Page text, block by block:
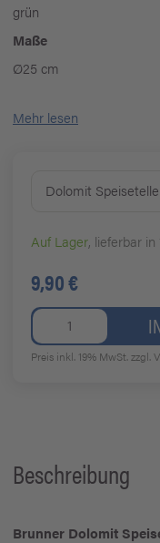
grün
Maße
Ø25 cm
Mehr lesen
Dolomit
Auf Lager, lieferbar
9,90 €
Preis inkl. 19% MwSt.zzgl.
Beschreibung
Brunner Dolomit